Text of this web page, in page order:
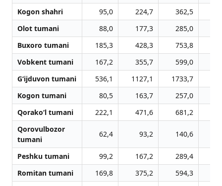
Kogon shahri
95,0 224,7 362,5
Olot tumani
88,0 177,3 285,0
Buxoro tumani
185,3 428,3 753,8
Vobkent tumani
167,2 355,7 599,0
G‘ijduvon tumani
536,1 1127,1 1733,7
Kogon tumani
80,5 163,7 257,0
Qorako‘l tumani
222,1 471,6 681,2
Qorovulbozor
tumani
62,4 93,2 140,6
Peshku tumani 99,2 167,2 289,4
Romitan tumani
169,8 375,2 594,3